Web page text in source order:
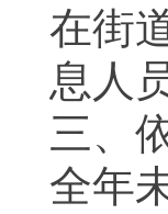
在街
息人
三、
全年